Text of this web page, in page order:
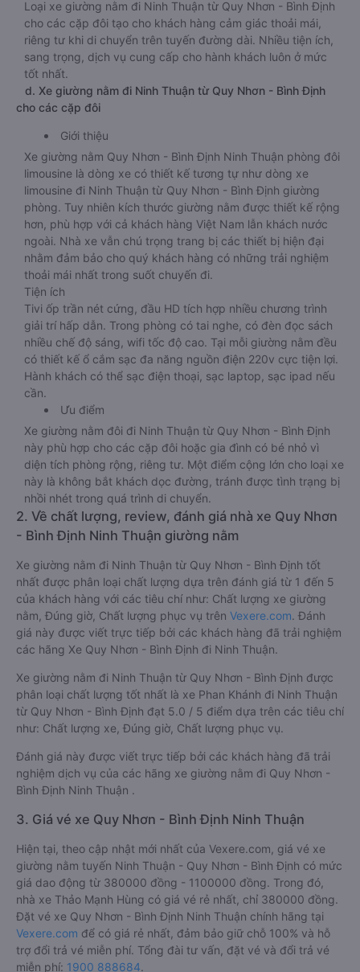
Loại xe giường nằm đi Ninh Thuận từ Quy Nhơn - Bình Định
cho các cặp đôi tạo cho khách hàng cảm giác thoải mái,
riêng tư khi di chuyển trên tuyến đường dài. Nhiều tiện ích,
sang trọng, dịch vụ cung cấp cho hành khách luôn ở mức
tốt nhất.
d. Xe giường nằm đi Ninh Thuận từ Quy Nhơn - Bình Định
cho các cặp đôi
Giới thiệu
Xe giường nằm Quy Nhơn - Bình Định Ninh Thuận phòng đôi
limousine là dòng xe có thiết kế tương tự như dòng xe
limousine đi Ninh Thuận từ Quy Nhơn - Bình Định giường
phòng. Tuy nhiên kích thước giường nằm được thiết kế rộng
hơn, phù hợp với cả khách hàng Việt Nam lẫn khách nước
ngoài. Nhà xe vẫn chú trọng trang bị các thiết bị hiện đại
nhằm đảm bảo cho quý khách hàng có những trải nghiệm
thoải mái nhất trong suốt chuyến đi.
Tiện ích
Tivi ốp trần nét cứng, đầu HD tích hợp nhiều chương trình
giải trí hấp dẫn. Trong phòng có tai nghe, có đèn đọc sách
nhiều chế độ sáng, wifi tốc độ cao. Tại mỗi giường nằm đều
có thiết kế ổ cắm sạc đa năng nguồn điện 220v cực tiện lợi.
Hành khách có thể sạc điện thoại, sạc laptop, sạc ipad nếu
cần.
Ưu điểm
Xe giường nằm đôi đi Ninh Thuận từ Quy Nhơn - Bình Định
này phù hợp cho các cặp đôi hoặc gia đình có bé nhỏ vì
diện tích phòng rộng, riêng tư. Một điểm cộng lớn cho loại xe
này là không bắt khách dọc đường, tránh được tình trạng bị
nhồi nhét trong quá trình di chuyển.
2. Về chất lượng, review, đánh giá nhà xe Quy Nhơn
- Bình Định Ninh Thuận giường nằm
Xe giường nằm đi Ninh Thuận từ Quy Nhơn - Bình Định tốt
nhất được phân loại chất lượng dựa trên đánh giá từ 1 đến 5
của khách hàng với các tiêu chí như: Chất lượng xe giường
nằm, Đúng giờ, Chất lượng phục vụ trên Vexere.com. Đánh
giá này được viết trực tiếp bởi các khách hàng đã trải nghiệm
các hãng Xe Quy Nhơn - Bình Định đi Ninh Thuận.
Xe giường nằm đi Ninh Thuận từ Quy Nhơn - Bình Định được
phân loại chất lượng tốt nhất là xe Phan Khánh đi Ninh Thuận
từ Quy Nhơn - Bình Định đạt 5.0 / 5 điểm dựa trên các tiêu chí
như: Chất lượng xe, Đúng giờ, Chất lượng phục vụ.
Đánh giá này được viết trực tiếp bởi các khách hàng đã trải
nghiệm dịch vụ của các hãng xe giường nằm đi Quy Nhơn -
Bình Định Ninh Thuận .
3. Giá vé xe Quy Nhơn - Bình Định Ninh Thuận
Hiện tại, theo cập nhật mới nhất của Vexere.com, giá vé xe
giường nằm tuyến Ninh Thuận - Quy Nhơn - Bình Định có mức
giá dao động từ 380000 đồng - 1100000 đồng. Trong đó,
nhà xe Thảo Mạnh Hùng có giá vé rẻ nhất, chỉ 380000 đồng.
Đặt vé xe Quy Nhơn - Bình Định Ninh Thuận chính hãng tại
Vexere.com để có giá rẻ nhất, đảm bảo giữ chỗ 100% và hỗ
trợ đổi trả vé miễn phí. Tổng đài tư vấn, đặt vé và đổi trả vé
miễn phí: 1900 888684.